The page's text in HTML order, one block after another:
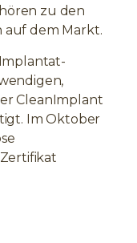
zu den
dem Markt.
CleanImplant
Im Oktober